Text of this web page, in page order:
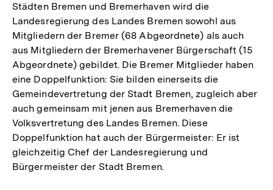
Städten Bremen und Bremerhaven wird die
Landesregierung des Landes Bremen sowohl aus
Mitgliedern der Bremer (68 Abgeordnete) als auch
aus Mitgliedern der Bremerhavener Bürgerschaft (15
Abgeordnete) gebildet. Die Bremer Mitglieder haben
eine Doppelfunktion: Sie bilden einerseits die
Gemeindevertretung der Stadt Bremen, zugleich aber
auch gemeinsam mit jenen aus Bremerhaven die
Volksvertretung des Landes Bremen. Diese
Doppelfunktion hat auch der Bürgermeister: Er ist
gleichzeitig Chef der Landesregierung und
Bürgermeister der Stadt Bremen.